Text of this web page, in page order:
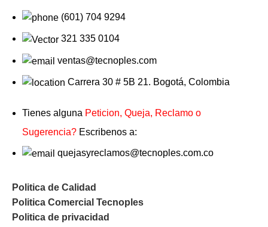
(601) 704 9294
321 335 0104
ventas@tecnoples.com
Carrera 30 # 5B 21. Bogotá, Colombia
Tienes alguna Peticion, Queja, Reclamo o
Sugerencia? Escribenos a:
quejasyreclamos@tecnoples.com.co
Politica de Calidad
Politica Comercial Tecnoples
Politica de privacidad